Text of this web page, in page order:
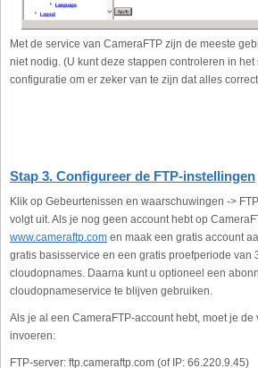
Met de service van CameraFTP zijn de meeste
niet nodig. (U kunt deze stappen controleren in het
configuratie om er zeker van te zijn dat alles
Stap 3. Configureer de FTP-instellingen
Klik op Gebeurtenissen en waarschuwingen ->
volgt uit. Als je nog geen account hebt op
www.cameraftp.com en maak een gratis account
gratis basisservice en een gratis proefperiode van
cloudopnames. Daarna kunt u optioneel een
cloudopnameservice te blijven gebruiken.
Als je al een CameraFTP-account hebt, moet je
invoeren:
FTP-server: ftp.cameraftp.com (of IP: 66.220.9.45)